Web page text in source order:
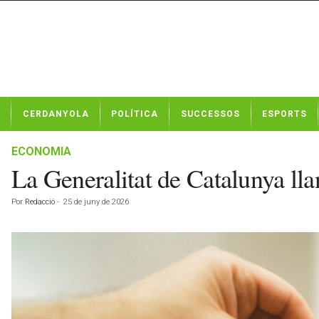
t
CERDANYOLA POLÍTICA SUCCESSOS ESPORTS
ECONOMIA
La Generalitat de Catalunya
Por Redacció - 25 de juny de 2026